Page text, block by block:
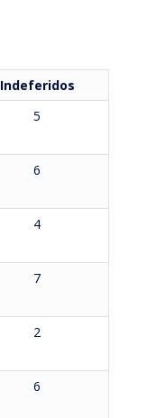
Indeferidos
5
6
4
7
2
6